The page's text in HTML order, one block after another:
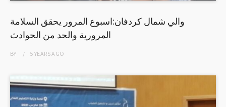
والي شمال كردفان:اسبوع المرور يحقق السلامة
المرورية والحد من الحوادث
BY 5 YEARSAGO